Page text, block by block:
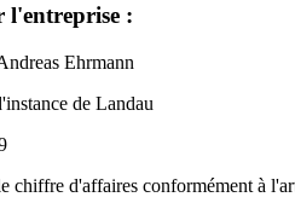
l'entreprise :
Ehrmann
de Landau
chiffre d'affaires conformément à